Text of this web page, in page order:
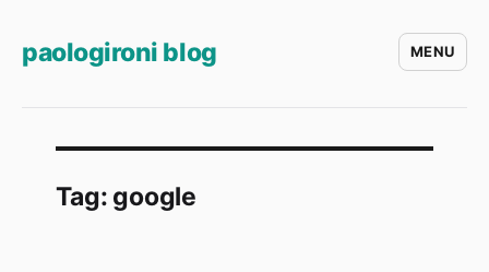
paologironi blog MENU
Tag: google